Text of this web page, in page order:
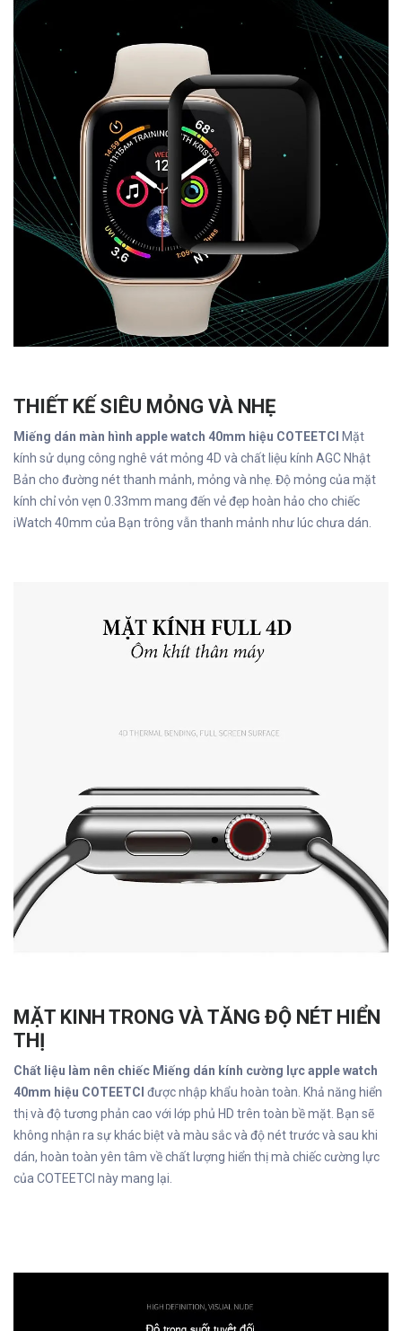
THIẾT KẾ SIÊU MỎNG VÀ NHẸ
Miếng dán màn hình apple watch 40mm hiệu COTEETCI
Mặt
kính sử dụng công nghê vát mỏng 4D và chất liệu kính AGC Nhật
Bản cho đường nét thanh mảnh, mỏng và nhẹ. Độ mỏng của mặt
kính chỉ vỏn vẹn 0.33mm mang đến vẻ đẹp hoàn hảo cho chiếc
iWatch 40mm của Bạn trông vẫn thanh mảnh như lúc chưa dán.
MẶT KINH TRONG VÀ TĂNG ĐỘ NÉT HIỂN
THỊ
Chất liệu làm nên chiếc Miếng dán kính cường lực apple watch
40mm hiệu COTEETCI được nhập khẩu hoàn toàn. Khả năng hiển
thị và độ tương phản cao với lớp phủ HD trên toàn bề mặt. Bạn sẽ
không nhận ra sự khác biệt và màu sắc và độ nét trước và sau khi
dán, hoàn toàn yên tâm về chất lượng hiển thị mà chiếc cường lực
của COTEETCI này mang lại.